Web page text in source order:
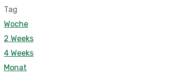
Tag
Woche
2 Weeks
4 Weeks
Monat